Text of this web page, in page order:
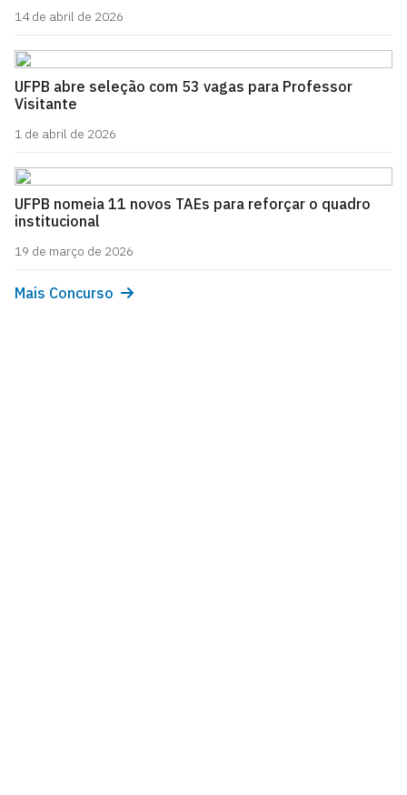
14 de abril de 2026
UFPB abre seleção com 53 vagas para Professor
Visitante
1 de abril de 2026
UFPB nomeia 11 novos TAEs para reforçar o quadro
institucional
19 de março de 2026
Mais Concurso